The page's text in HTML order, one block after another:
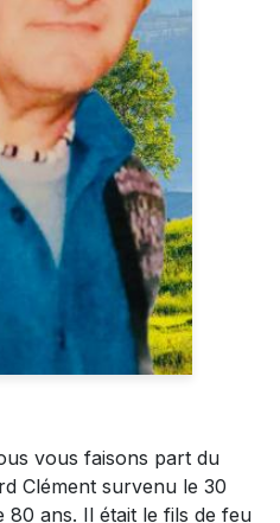
vous faisons part du
Clément survenu le 30
80 ans. Il était le fils de feu